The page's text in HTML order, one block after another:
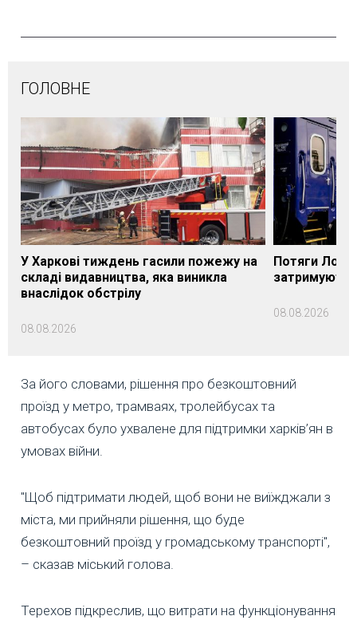
ГОЛОВНЕ
У Харкові тиждень гасили пожежу на
складі видавництва, яка виникла
внаслідок обстрілу
08.08.2026
Потяги
08.08.2026
За його словами, рішення про безкоштовний
проїзд у метро, трамваях, тролейбусах та
автобусах було ухвалене для підтримки харків’ян в
умовах війни.
"Щоб підтримати людей, щоб вони не виїжджали з
міста, ми прийняли рішення, що буде
безкоштовний проїзд у громадському транспорті",
– сказав міський голова.
Терехов підкреслив, що витрати на функціонування